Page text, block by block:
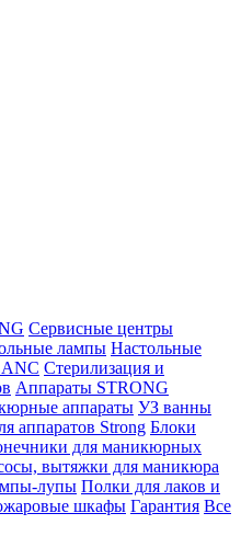
Сервисные центры
лампы Настольные
Стерилизация и
Аппараты STRONG
аппараты УЗ ванны
аппаратов Strong Блоки
для маникюрных
вытяжки для маникюра
лупы Полки для лаков и
шкафы Гарантия Все